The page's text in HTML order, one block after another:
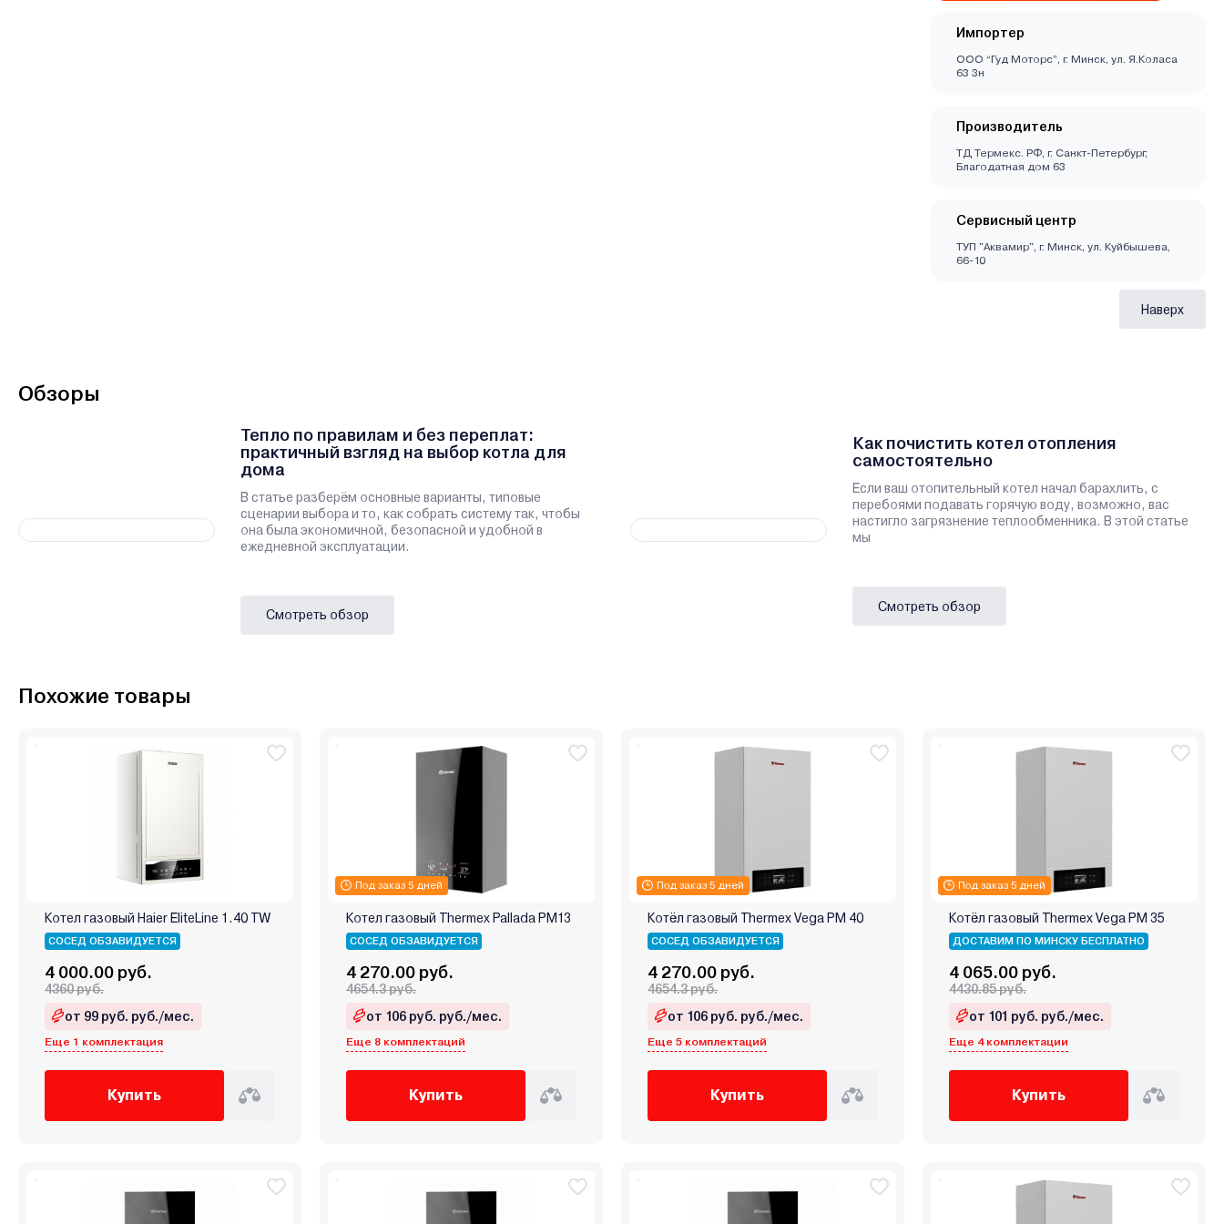
Импортер
ООО “Гуд Моторс”, г. Минск, ул. Я.Коласа
63 3н
Производитель
ТД Термекс. РФ, г. Санкт-Петербург,
Благодатная дом 63
Сервисный центр
ТУП "Аквамир", г. Минск, ул. Куйбышева,
66-10
Наверх
Обзоры
Тепло по правилам и без переплат:
практичный взгляд на выбор котла для
дома
В статье разберём основные варианты, типовые
сценарии выбора и то, как собрать систему так, чтобы
она была экономичной, безопасной и удобной в
ежедневной эксплуатации.
Смотреть обзор
Как почистить котел отопления
самостоятельно
Если ваш отопительный котел начал барахлить, с
перебоями подавать горячую воду, возможно, вас
настигло загрязнение теплообменника. В этой статье
мы
Смотреть обзор
Похожие товары
Котел газовый Haier EliteLine 1.40 TW
СОСЕД ОБЗАВИДУЕТСЯ
4 000.00 руб.
4360 руб.
от 99 руб. руб./мес.
Еще 1 комплектация
Купить
Под заказ 5 дней
Котел газовый Thermex Pallada PM13
СОСЕД ОБЗАВИДУЕТСЯ
4 270.00 руб.
4654.3 руб.
от 106 руб. руб./мес.
Еще 8 комплектаций
Купить
Под заказ 5 дней
Котёл газовый Thermex Vega PM 40
СОСЕД ОБЗАВИДУЕТСЯ
4 270.00 руб.
4654.3 руб.
от 106 руб. руб./мес.
Еще 5 комплектаций
Купить
Под заказ 5 дней
Котёл газовый Thermex Vega PM 35
ДОСТАВИМ ПО МИНСКУ БЕСПЛАТНО
4 065.00 руб.
4430.85 руб.
от 101 руб. руб./мес.
Еще 4 комплектации
Купить